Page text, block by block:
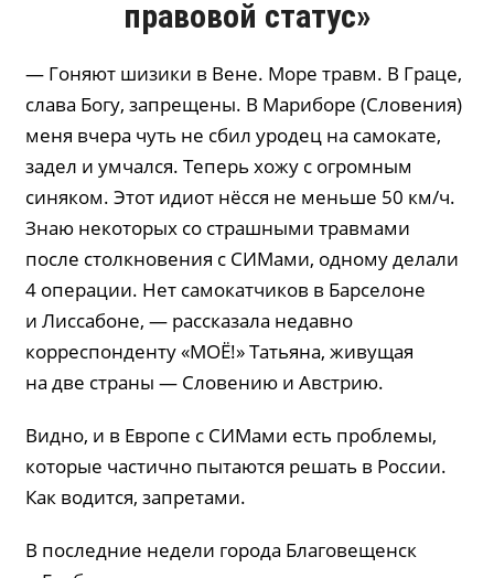
правовой статус»
— Гоняют шизики в Вене. Море травм. В Граце,
слава Богу, запрещены. В Мариборе (Словения)
меня вчера чуть не сбил уродец на самокате,
задел и умчался. Теперь хожу с огромным
синяком. Этот идиот нёсся не меньше 50 км/ч.
Знаю некоторых со страшными травмами
после столкновения с СИМами, одному делали
4 операции. Нет самокатчиков в Барселоне
и Лиссабоне, — рассказала недавно
корреспонденту «МОЁ!» Татьяна, живущая
на две страны — Словению и Австрию.
Видно, и в Европе с СИМами есть проблемы,
которые частично пытаются решать в России.
Как водится, запретами.
В последние недели города Благовещенск